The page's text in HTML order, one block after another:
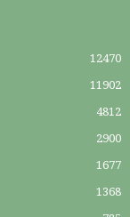
12470
11902
4812
2900
1677
1368